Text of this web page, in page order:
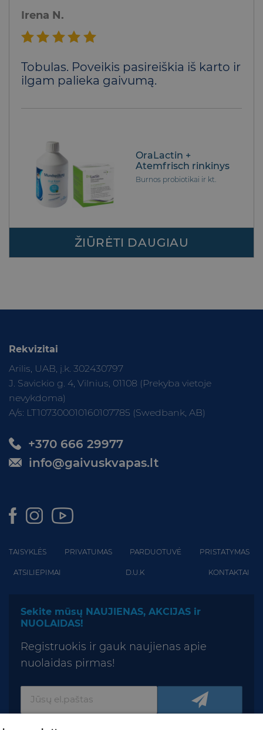
Irena N.
5iš 5
Tobulas. Poveikis pasireiškia iš karto ir
ilgam palieka gaivumą.
OraLactin +
Atemfrisch rinkinys
Burnos probiotikai ir kt.
ŽIŪRĖTI DAUGIAU
Rekvizitai
Arilis, UAB, į.k. 302430797
J. Savickio g. 4, Vilnius, 01108 (Prekyba vietoje
nevykdoma)
A/s: LT107300010160107785 (Swedbank, AB)
+370 666 29977
info@gaivuskvapas.lt
TAISYKLĖS PRIVATUMAS PARDUOTUVĖ PRISTATYMAS
ATSILIEPIMAI D.U.K KONTAKTAI
Sekite mūsų NAUJIENAS, AKCIJAS ir
NUOLAIDAS!
Registruokis ir gauk naujienas apie
nuolaidas pirmas!